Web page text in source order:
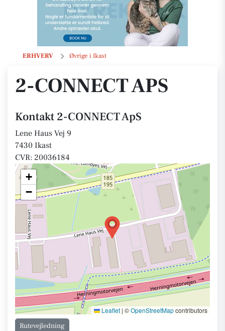
ERHVERV Øvrige i Ikast
2-CONNECT ApS
2-CONNECT APS
Kontakt 2-CONNECT ApS
Lene Haus Vej 9
7430 Ikast
CVR: 20036184
+
−
Leaflet | ©OpenStreetMapcontributors
Rutevejledning